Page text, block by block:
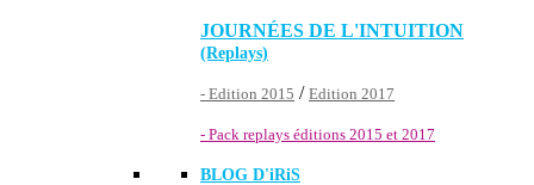
JOURNÉES DE L'INTUITION
(Replays)
- Edition 2015 / Edition 2017
- Pack replays éditions 2015 et 2017
BLOG D'iRiS